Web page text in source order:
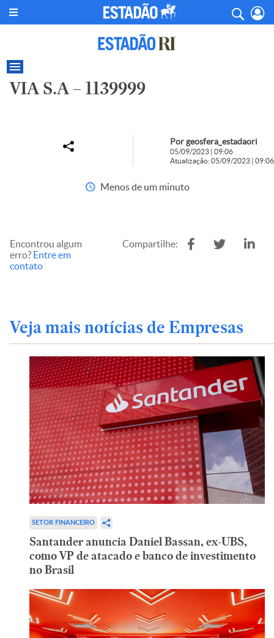
VIA S.A – 1139999
Por geosfera_estadaori
05/09/2023 | 09:06
Atualização: 05/09/2023 | 09:06
Menos de um minuto
Encontrou algum
erro? Entre em
contato
Compartilhe:
Veja mais notícias de Empresas
SETOR FINANCEIRO
Santander anuncia Daniel Bassan, ex-UBS,
como VP de atacado e banco de investimento
no Brasil